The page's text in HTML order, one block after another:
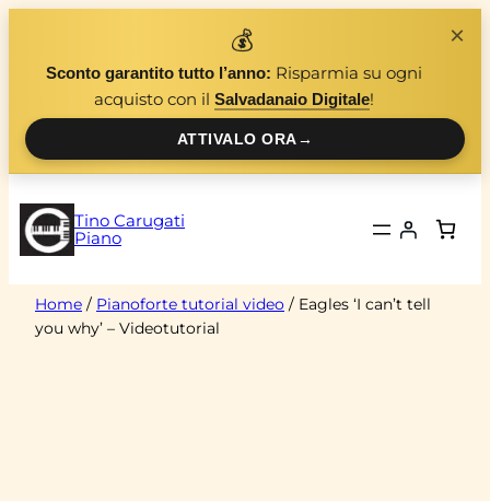
contenuto
💰
Sconto garantito tutto l’anno: Risparmia su ogni
acquisto con il Salvadanaio Digitale!
ATTIVALO ORA→
×
Tino Carugati
Piano
Home / Pianoforte tutorial video / Eagles ‘I can’t tell
you why’ – Videotutorial